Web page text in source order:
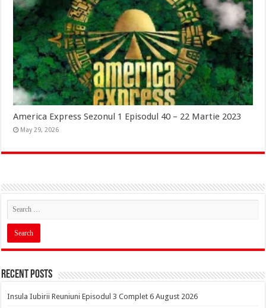
America Express Sezonul 1 Episodul 40 – 22 Martie 2023
May 29, 2026
Recent Posts
Insula Iubirii Reuniuni Episodul 3 Complet 6 August 2026